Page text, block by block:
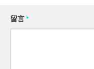
留言*